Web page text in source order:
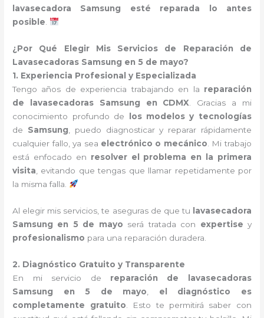
lavasecadora Samsung esté reparada lo antes
posible
¿Por Qué Elegir Mis Servicios de Reparación de
Lavasecadoras Samsung en 5 de mayo?
1. Experiencia Profesional y Especializada
Tengo años de experiencia trabajando en la reparación
de lavasecadoras Samsung en CDMX . Gracias a mi
conocimiento profundo de
los modelos y tecnologías
de Samsung , puedo diagnosticar y reparar rápidamente
cualquier fallo, ya sea electrónico o mecánico . Mi trabajo
está enfocado en resolver el problema en la primera
visita , evitando que tengas que llamar repetidamente por
la misma falla.
Al elegir mis servicios, te aseguras de que tu
lavasecadora
Samsung en 5 de mayo será tratada con expertise y
profesionalismo para una reparación duradera.
2. Diagnóstico Gratuito y Transparente
En mi servicio de reparación de lavasecadoras
Samsung en 5 de mayo
el diagnóstico es
completamente gratuito . Esto te permitirá saber con